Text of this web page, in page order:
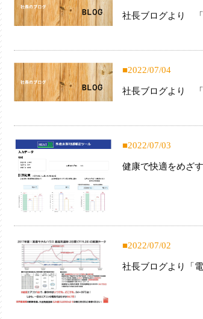
社長ブログより 「
2022/07/04
社長ブログより 「
2022/07/03
健康で快適をめざ
2022/07/02
社長ブログより「